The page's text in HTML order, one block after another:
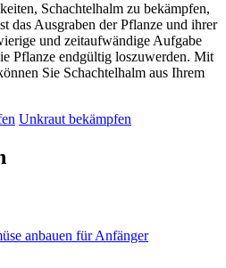
Schachtelhalm zu bekämpfen,
das Ausgraben der Pflanze und ihrer
und zeitaufwändige Aufgabe
Pflanze endgültig loszuwerden. Mit
Sie Schachtelhalm aus Ihrem
Unkraut bekämpfen
anbauen für Anfänger